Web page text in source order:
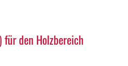
den Holzbereich